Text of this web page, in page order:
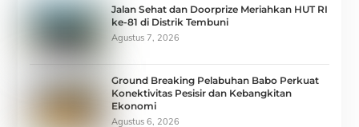
Jalan Sehat dan Doorprize Meriahkan HUT RI
ke-81 di Distrik Tembuni
Agustus 7, 2026
Ground Breaking Pelabuhan Babo Perkuat
Konektivitas Pesisir dan Kebangkitan
Ekonomi
Agustus 6, 2026